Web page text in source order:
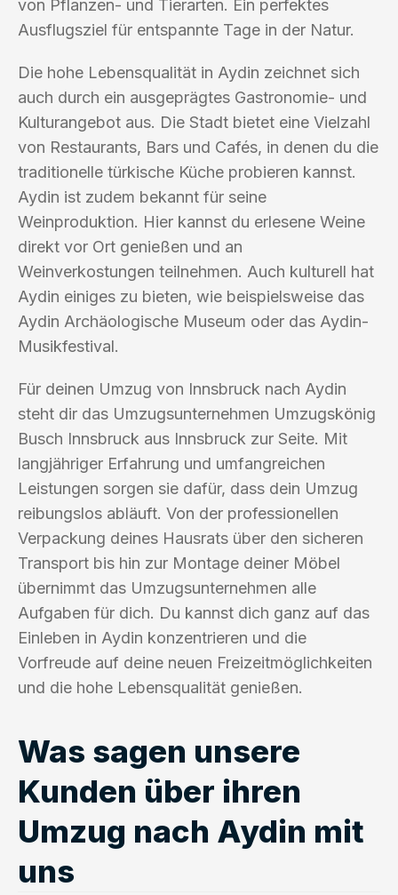
von Pflanzen- und Tierarten. Ein perfektes
Ausflugsziel für entspannte Tage in der Natur.
Die hohe Lebensqualität in Aydin zeichnet sich
auch durch ein ausgeprägtes Gastronomie- und
Kulturangebot aus. Die Stadt bietet eine Vielzahl
von Restaurants, Bars und Cafés, in denen du die
traditionelle türkische Küche probieren kannst.
Aydin ist zudem bekannt für seine
Weinproduktion. Hier kannst du erlesene Weine
direkt vor Ort genießen und an
Weinverkostungen teilnehmen. Auch kulturell hat
Aydin einiges zu bieten, wie beispielsweise das
Aydin Archäologische Museum oder das Aydin-
Musikfestival.
Für deinen Umzug von Innsbruck nach Aydin
steht dir das Umzugsunternehmen Umzugskönig
Busch Innsbruck aus Innsbruck zur Seite. Mit
langjähriger Erfahrung und umfangreichen
Leistungen sorgen sie dafür, dass dein Umzug
reibungslos abläuft. Von der professionellen
Verpackung deines Hausrats über den sicheren
Transport bis hin zur Montage deiner Möbel
übernimmt das Umzugsunternehmen alle
Aufgaben für dich. Du kannst dich ganz auf das
Einleben in Aydin konzentrieren und die
Vorfreude auf deine neuen Freizeitmöglichkeiten
und die hohe Lebensqualität genießen.
Was sagen unsere
Kunden über ihren
Umzug nach Aydin mit
uns